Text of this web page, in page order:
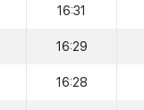
16:31
16:29
16:28